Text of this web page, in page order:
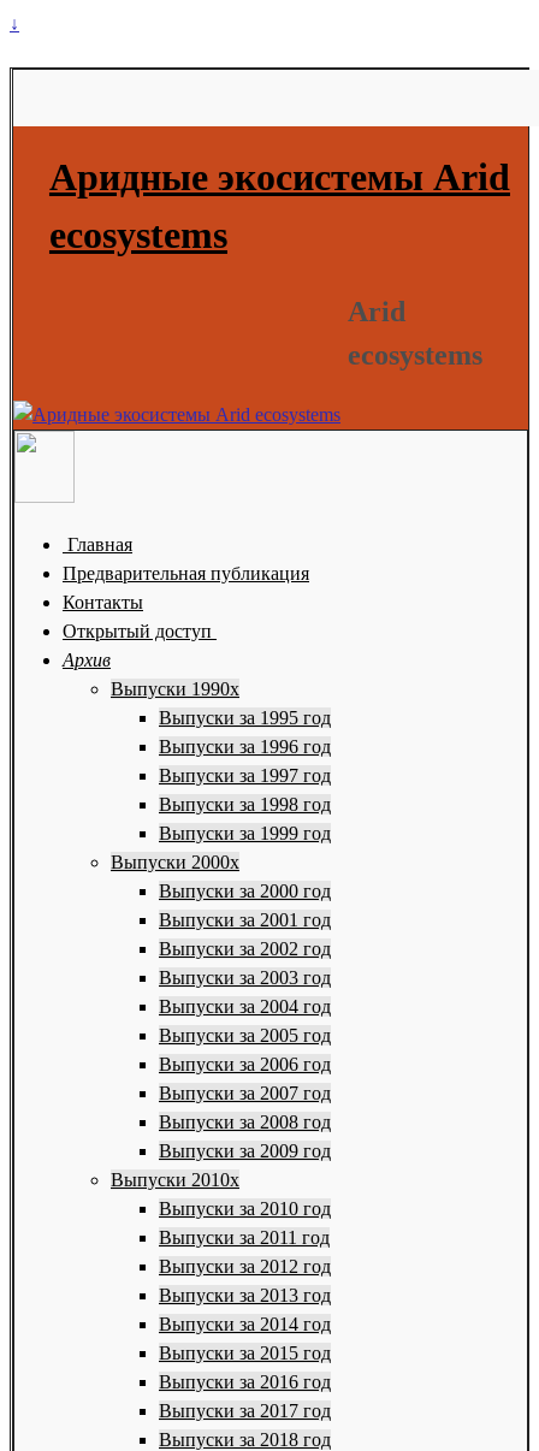
↓
Аридные экосистемы Arid
ecosystems
Arid
ecosystems
Главная
Предварительная публикация
Контакты
Открытый доступ
Архив
Выпуски 1990х
Выпуски за 1995 год
Выпуски за 1996 год
Выпуски за 1997 год
Выпуски за 1998 год
Выпуски за 1999 год
Выпуски 2000х
Выпуски за 2000 год
Выпуски за 2001 год
Выпуски за 2002 год
Выпуски за 2003 год
Выпуски за 2004 год
Выпуски за 2005 год
Выпуски за 2006 год
Выпуски за 2007 год
Выпуски за 2008 год
Выпуски за 2009 год
Выпуски 2010х
Выпуски за 2010 год
Выпуски за 2011 год
Выпуски за 2012 год
Выпуски за 2013 год
Выпуски за 2014 год
Выпуски за 2015 год
Выпуски за 2016 год
Выпуски за 2017 год
Выпуски за 2018 год